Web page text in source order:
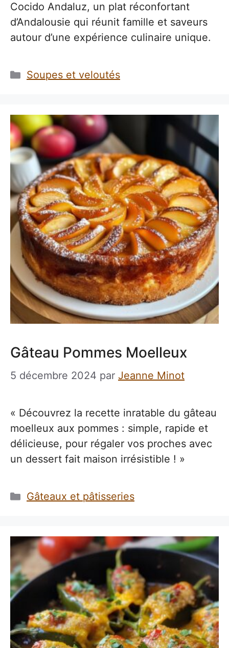
Cocido Andaluz, un plat réconfortant
d’Andalousie qui réunit famille et saveurs
autour d’une expérience culinaire unique.
Catégories
Soupes et veloutés
Gâteau Pommes Moelleux
5 décembre 2024 par Jeanne Minot
« Découvrez la recette inratable du gâteau
moelleux aux pommes : simple, rapide et
délicieuse, pour régaler vos proches avec
un dessert fait maison irrésistible ! »
Catégories
Gâteaux et pâtisseries